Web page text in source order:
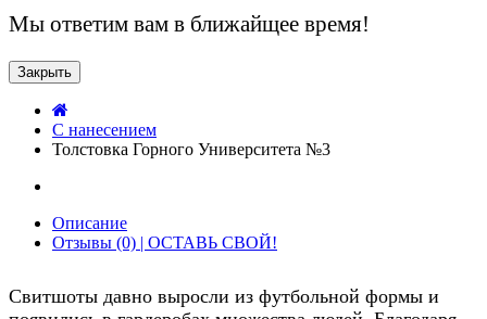
Мы ответим вам в ближайщее время!
Закрыть
C нанесением
Толстовка Горного Университета №3
Описание
Отзывы (0) | ОСТАВЬ СВОЙ!
Свитшоты давно выросли из футбольной формы и